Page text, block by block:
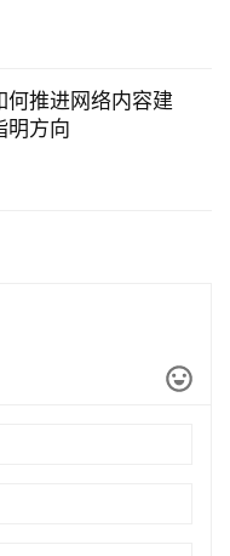
何推进网络内容建
明方向